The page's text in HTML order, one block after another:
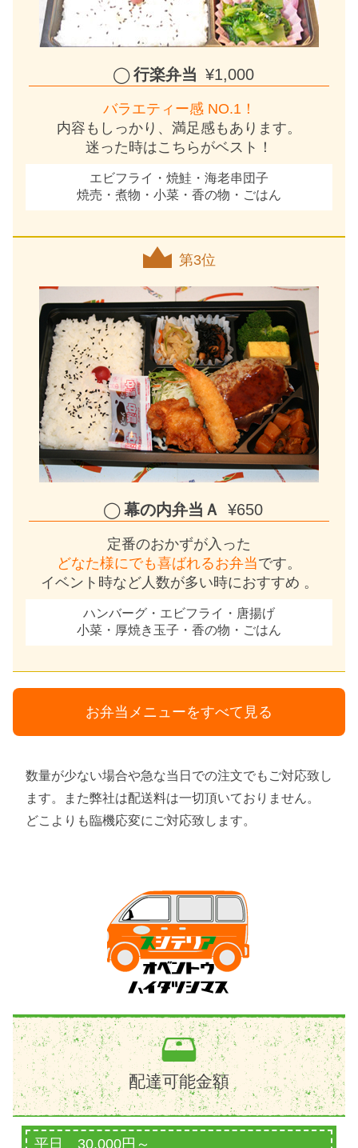
行楽弁当 ¥1,000
バラエティー感 NO.1！
内容もしっかり、満足感もあります。
迷った時はこちらがベスト！
エビフライ・焼鮭・海老串団子
焼売・煮物・小菜・香の物・ごはん
第3位
幕の内弁当Ａ ¥650
定番のおかずが入った
どなた様にでも喜ばれるお弁当です。
イベント時など人数が多い時におすすめ 。
ハンバーグ・エビフライ・唐揚げ
小菜・厚焼き玉子・香の物・ごはん
お弁当メニューをすべて見る
数量が少ない場合や急な当日での注文でもご対応致し
ます。また弊社は配送料は一切頂いておりません。
どこよりも臨機応変にご対応致します。
配達可能金額
平日 30,000円～